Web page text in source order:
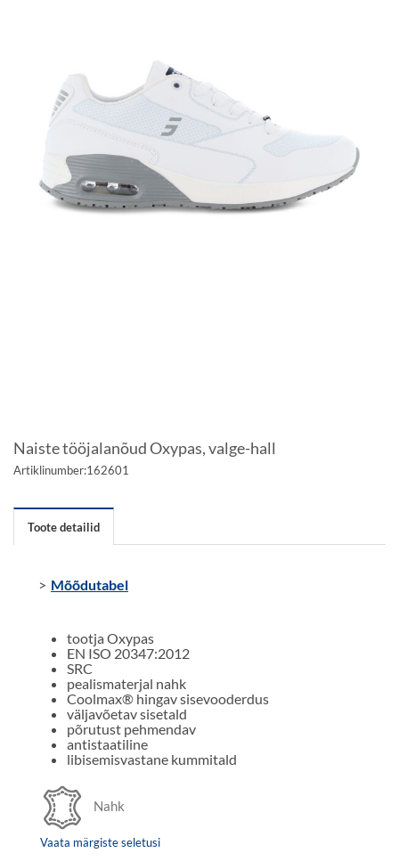
Naiste tööjalanõud Oxypas, valge-hall
Artiklinumber:162601
Toote detailid
Mõõdutabel
tootja Oxypas
EN ISO 20347:2012
SRC
pealismaterjal nahk
Coolmax® hingav sisevooderdus
väljavõetav sisetald
põrutust pehmendav
antistaatiline
libisemisvastane kummitald
Nahk
Vaata märgiste seletusi